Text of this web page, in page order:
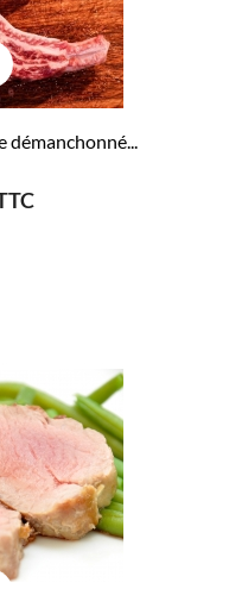
démanchonné...